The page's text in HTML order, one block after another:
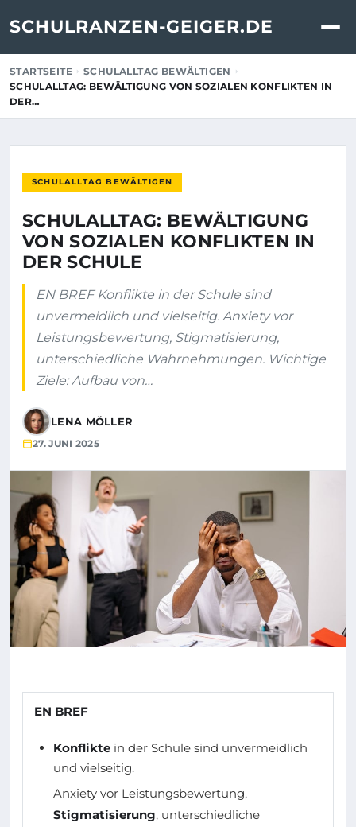
SCHULRANZEN-GEIGER.DE
STARTSEITE
SCHULALLTAG BEWÄLTIGEN
SCHULALLTAG: BEWÄLTIGUNG VON SOZIALEN KONFLIKTEN IN
DER…
SCHULALLTAG BEWÄLTIGEN
SCHULALLTAG: BEWÄLTIGUNG
VON SOZIALEN KONFLIKTEN IN
DER SCHULE
EN BREF Konflikte in der Schule sind
unvermeidlich und vielseitig. Anxiety vor
Leistungsbewertung, Stigmatisierung,
unterschiedliche Wahrnehmungen. Wichtige
Ziele: Aufbau von…
LENA MÖLLER
27. JUNI 2025
EN BREF
Konflikte in der Schule sind unvermeidlich
und vielseitig.
Anxiety vor Leistungsbewertung,
Stigmatisierung, unterschiedliche